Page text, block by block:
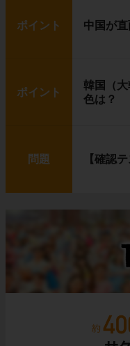
ポイント 中国が
ポイント
韓国（
色は？
問題 【確認